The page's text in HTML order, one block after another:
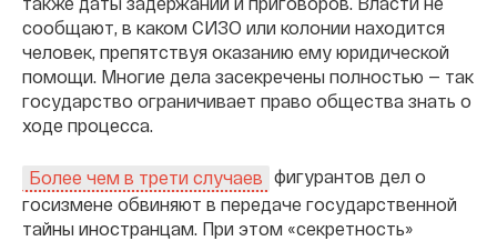
сообщают, в каком СИЗО или колонии находится
человек, препятствуя оказанию ему юридической
помощи. Многие дела засекречены полностью — так
государство ограничивает право общества знать о
ходе процесса.
Более чем в трети случаев фигурантов дел о
госизмене обвиняют в передаче государственной
тайны иностранцам. При этом «секретность»